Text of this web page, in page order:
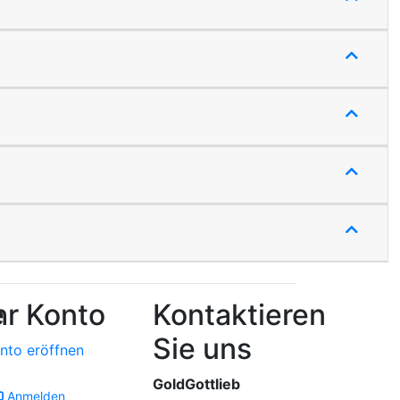
Konto
eröffnen
Anmelden
Kontaktieren
Sie uns
GoldGottlieb